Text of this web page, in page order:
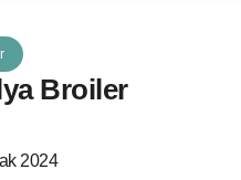
Broiler
2024